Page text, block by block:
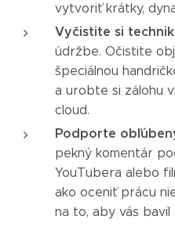
vytvoriť krátky,
Vyčistite si
údržbe. Očistite
špeciálnou
a urobte si zálohu
cloud.
Podporte
pekný komentár
YouTubera alebo
ako oceniť prácu
na to, aby vás bavil